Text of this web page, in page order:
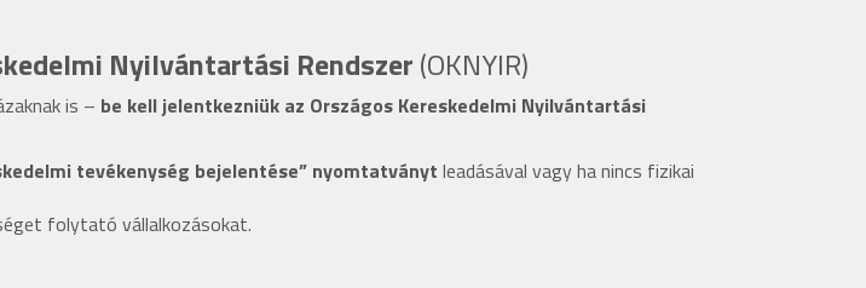
Nyilvántartási Rendszer(OKNYIR)
is – be kell jelentkezniük az Országos Kereskedelmi Nyilvántartási
tevékenység bejelentése” nyomtatványt leadásával vagy ha nincs fizikai
folytató vállalkozásokat.